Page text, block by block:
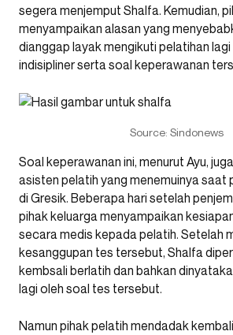
segera menjemput Shalfa. Kemudian,
menyampaikan alasan yang
dianggap layak mengikuti pelatihan
indisipliner serta soal keperawanan
Source: Sindonews
Soal keperawanan ini, menurut Ayu,
asisten pelatih yang menemuinya saat
di Gresik. Beberapa hari setelah
pihak keluarga menyampaikan
secara medis kepada pelatih. Setelah
kesanggupan tes tersebut, Shalfa
kembsali berlatih dan bahkan
lagi oleh soal tes tersebut.
Namun pihak pelatih mendadak kembali